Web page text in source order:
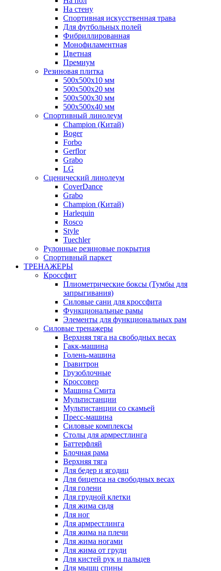
На стену
Спортивная искусственная трава
Для футбольных полей
Фибриллированная
Монофиламентная
Цветная
Премиум
Резиновая плитка
500х500х10 мм
500х500х20 мм
500х500х30 мм
500х500х40 мм
Спортивный линолеум
Champion (Китай)
Boger
Forbo
Gerflor
Grabo
LG
Сценический линолеум
CoverDance
Grabo
Champion (Китай)
Harlequin
Rosco
Style
Tuechler
Рулонные резиновые покрытия
Спортивный паркет
ТРЕНАЖЕРЫ
Кроссфит
Плиометрические боксы (Тумбы для
запрыгивания)
Силовые сани для кроссфита
Функциональные рамы
Элементы для функциональных рам
Силовые тренажеры
Верхняя тяга на свободных весах
Гакк-машина
Голень-машина
Гравитрон
Грузоблочные
Кроссовер
Машина Смита
Мультистанции
Мультистанции со скамьей
Пресс-машина
Силовые комплексы
Столы для армрестлинга
Баттерфляй
Блочная рама
Верхняя тяга
Для бедер и ягодиц
Для бицепса на свободных весах
Для голени
Для грудной клетки
Для жима сидя
Для ног
Для армрестлинга
Для жима на плечи
Для жима ногами
Для жима от груди
Для кистей рук и пальцев
Для мышц спины